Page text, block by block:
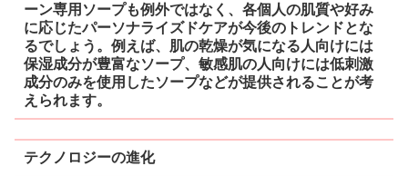
ーン専用ソープも例外ではなく、各個人の肌質や好み
に応じたパーソナライズドケアが今後のトレンドとな
るでしょう。例えば、肌の乾燥が気になる人向けには
保湿成分が豊富なソープ、敏感肌の人向けには低刺激
成分のみを使用したソープなどが提供されることが考
えられます。
テクノロジーの進化